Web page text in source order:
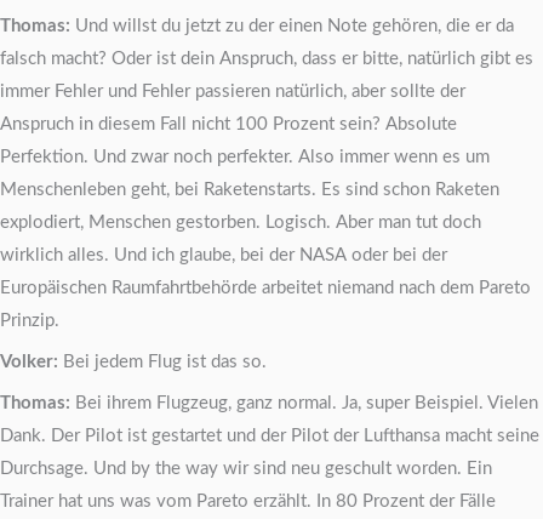
Thomas: Und willst du jetzt zu der einen Note gehören, die er da
falsch macht? Oder ist dein Anspruch, dass er bitte, natürlich gibt es
immer Fehler und Fehler passieren natürlich, aber sollte der
Anspruch in diesem Fall nicht 100 Prozent sein? Absolute
Perfektion. Und zwar noch perfekter. Also immer wenn es um
Menschenleben geht, bei Raketenstarts. Es sind schon Raketen
explodiert, Menschen gestorben. Logisch. Aber man tut doch
wirklich alles. Und ich glaube, bei der NASA oder bei der
Europäischen Raumfahrtbehörde arbeitet niemand nach dem Pareto
Prinzip.
Volker: Bei jedem Flug ist das so.
Thomas: Bei ihrem Flugzeug, ganz normal. Ja, super Beispiel. Vielen
Dank. Der Pilot ist gestartet und der Pilot der Lufthansa macht seine
Durchsage. Und by the way wir sind neu geschult worden. Ein
Trainer hat uns was vom Pareto erzählt. In 80 Prozent der Fälle